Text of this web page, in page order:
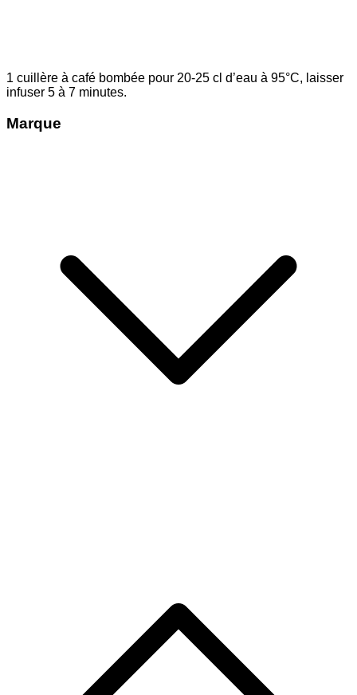
1 cuillère à café bombée pour 20-25 cl d’eau à 95°C, laisser
infuser 5 à 7 minutes.
Marque